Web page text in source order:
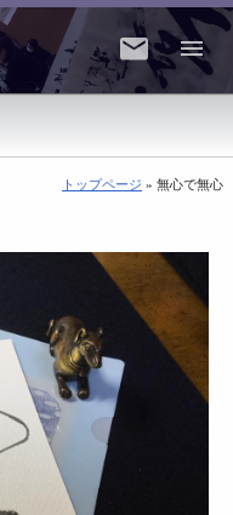
トップページ » 無心で無心